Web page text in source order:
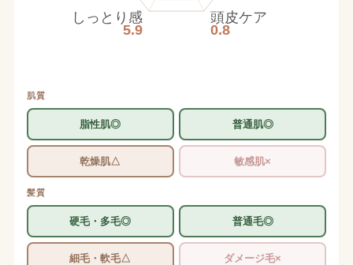
頭皮ケア
0.8
しっとり感
5.9
肌質
脂性肌◎ 普通肌◎
乾燥肌△ 敏感肌×
髪質
硬毛・多毛◎ 普通毛◎
細毛・軟毛△ ダメージ毛×